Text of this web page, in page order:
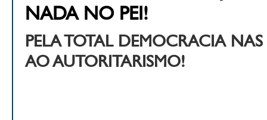
NADA NO PEI!
PELA TOTAL DEMOCRACIA
AO AUTORITARISMO!